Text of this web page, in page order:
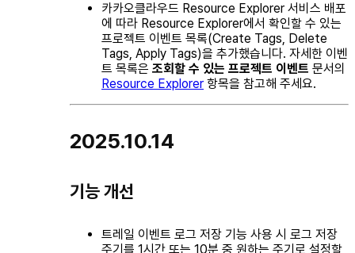
카카오클라우드 Resource Explorer 서비스 배포
에 따라 Resource Explorer에서 확인할 수 있는
프로젝트 이벤트 목록(Create Tags, Delete
Tags, Apply Tags)을 추가했습니다. 자세한 이벤
트 목록은 조회할 수 있는 프로젝트 이벤트 문서의
Resource Explorer 항목을 참고해 주세요.
2025.10.14
기능 개선
트레일 이벤트 로그 저장 기능 사용 시 로그 저장
주기를 1시간 또는 10분 중 원하는 주기로 설정할